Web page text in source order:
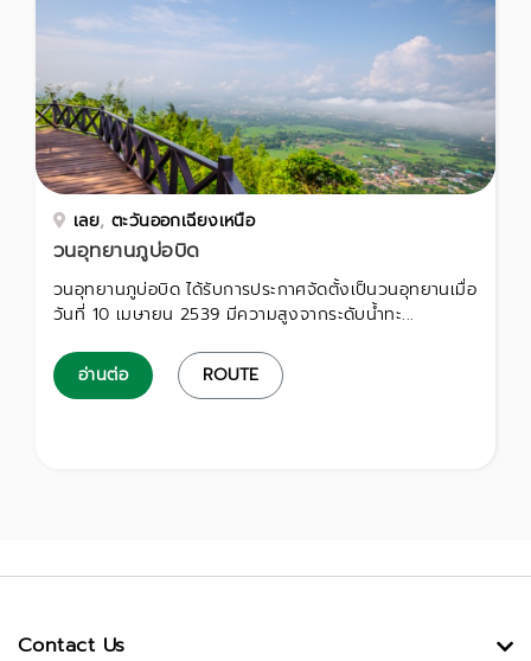
เลย, ตะวันออกเฉียงเหนือ
วนอุทยานภูบ่อบิด
วนอุทยานภูบ่อบิด ได้รับการประกาศจัดตั้งเป็นวนอุทยานเมื่อ
วันที่ 10 เมษายน 2539 มีความสูงจากระดับน้ำทะ...
อ่านต่อ ROUTE
Contact Us